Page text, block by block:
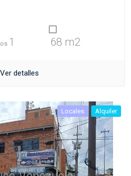
1 68 m2
Ver detalles
Locales Alquiler